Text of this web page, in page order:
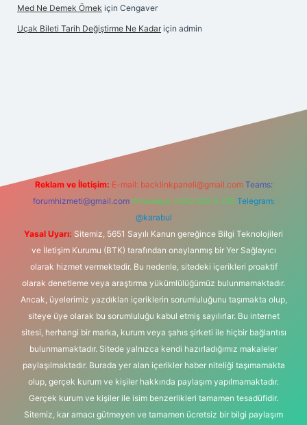
Med Ne Demek Örnek için Cengaver
Uçak Bileti Tarih Değiştirme Ne Kadar için admin
Reklam ve İletişim: E-mail: backlinkpaneli@gmail.com Teams:
forumhizmeti@gmail.com Whatsapp: 0262 606 0 726 Telegram:
@karabul
Yasal Uyarı: Sitemiz, 5651 Sayılı Kanun gereğince Bilgi Teknolojileri
ve İletişim Kurumu (BTK) tarafından onaylanmış bir Yer Sağlayıcı
olarak hizmet vermektedir. Bu nedenle, sitedeki içerikleri proaktif
olarak denetleme veya araştırma yükümlülüğümüz bulunmamaktadır.
Ancak, üyelerimiz yazdıkları içeriklerin sorumluluğunu taşımakta olup,
siteye üye olarak bu sorumluluğu kabul etmiş sayılırlar. Bu internet
sitesi, herhangi bir marka, kurum veya şahıs şirketi ile hiçbir bağlantısı
bulunmamaktadır. Sitede yalnızca kendi hazırladığımız makaleler
paylaşılmaktadır. Burada yer alan içerikler haber niteliği taşımamakta
olup, gerçek kurum ve kişiler hakkında paylaşım yapılmamaktadır.
Gerçek kurum ve kişiler ile isim benzerlikleri tamamen tesadüfidir.
Sitemiz, kar amacı gütmeyen ve tamamen ücretsiz bir bilgi paylaşım